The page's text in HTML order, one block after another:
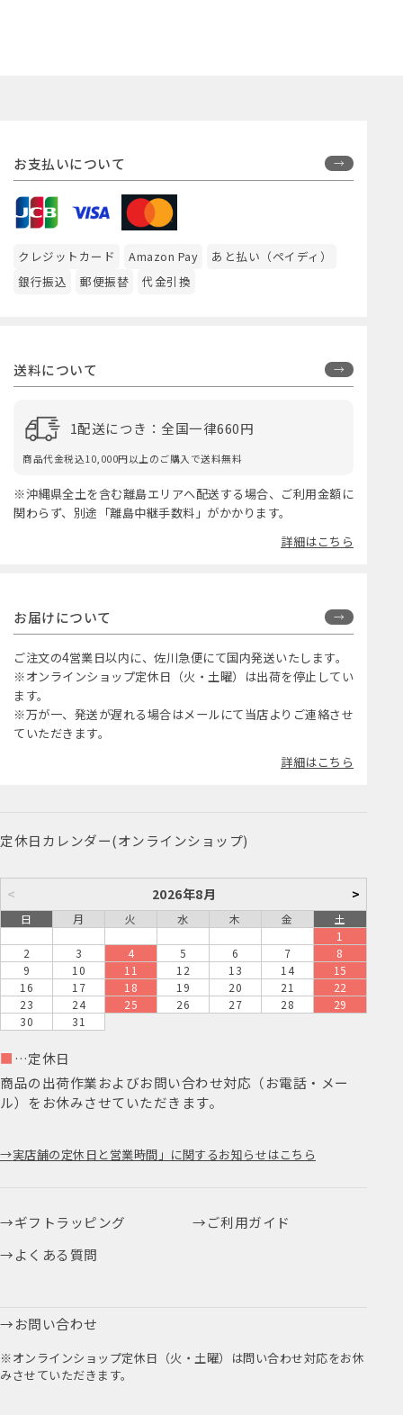
お支払いについて
クレジットカード Amazon Pay
あと払い（ペイディ）
銀行振込
郵便振替 代金引換
送料について
1配送につき：全国一律660円
商品代金税込10,000円以上のご購入で送料無料
※沖縄県全土を含む離島エリアへ配送する場合、ご利用金額に
関わらず、別途「離島中継手数料」がかかります。
詳細はこちら
お届けについて
ご注文の4営業日以内に、佐川急便にて国内発送いたします。
※オンラインショップ定休日（火・土曜）は出荷を停止してい
ます。
※万が一、発送が遅れる場合はメールにて当店よりご連絡させ
ていただきます。
詳細はこちら
定休日カレンダー(オンラインショップ)
< 2026年8月 >
日 月 火 水 木 金
土
1
2
3 4 5 6 7
8
9
10 11 12 13 14
15
16
17 18 19 20 21
22
23
24 25 26 27 28
29
30
31
■ …定休日
商品の出荷作業およびお問い合わせ対応（お電話・メー
ル）をお休みさせていただきます。
実店舗の定休日と営業時間」に関するお知らせはこちら
ギフトラッピング
ご利用ガイド
よくある質問
お問い合わせ
※オンラインショップ定休日（火・土曜）は問い合わせ対応をお休
みさせていただきます。